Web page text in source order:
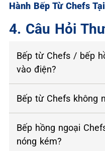
Hành Bếp Từ Chefs
4. Câu Hỏi
Bếp từ Chefs / bếp
vào điện?
Bếp từ Chefs không
Bếp hồng ngoại
nóng kém?